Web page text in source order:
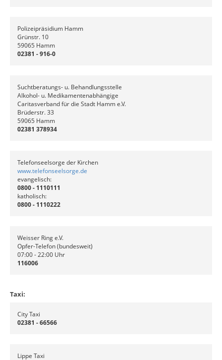
Polizeipräsidium Hamm
Grünstr. 10
59065 Hamm
02381 - 916-0
Suchtberatungs- u. Behandlungsstelle
Alkohol- u. Medikamentenabhängige
Caritasverband für die Stadt Hamm e.V.
Brüderstr. 33
59065 Hamm
02381 378934
Telefonseelsorge der Kirchen
www.telefonseelsorge.de
evangelisch:
0800 - 1110111
katholisch:
0800 - 1110222
Weisser Ring e.V.
Opfer-Telefon (bundesweit)
07:00 - 22:00 Uhr
116006
Taxi:
City Taxi
02381 - 66566
Lippe Taxi